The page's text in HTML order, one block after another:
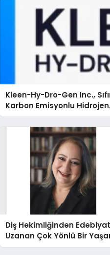
Kleen-Hy-Dro-Gen Inc.,
Karbon Emisyonlu Hidrojen
Isıtma Teknolojisinde ISO
TSSA Düzenleyici
Diş Hekimliğinden
Uzanan Çok Yönlü Bir
Yeşim Şahin Yaman